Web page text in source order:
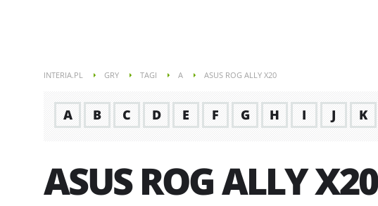
INTERIA.PL GRY TAGI A ASUS ROG ALLY X20
A B C D E F G H I J K
ASUS ROG ALLY X20